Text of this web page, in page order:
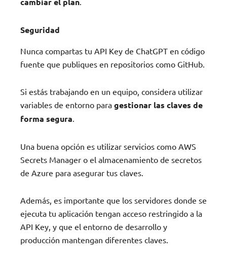
Seguridad
Nunca compartas tu API Key de ChatGPT en código
fuente que publiques en repositorios como GitHub.
Si estás trabajando en un equipo, considera utilizar
variables de entorno para gestionar las claves de
forma segura.
Una buena opción es utilizar servicios como AWS
Secrets Manager o el almacenamiento de secretos
de Azure para asegurar tus claves.
Además, es importante que los servidores donde se
ejecuta tu aplicación tengan acceso restringido a la
API Key, y que el entorno de desarrollo y
producción mantengan diferentes claves.